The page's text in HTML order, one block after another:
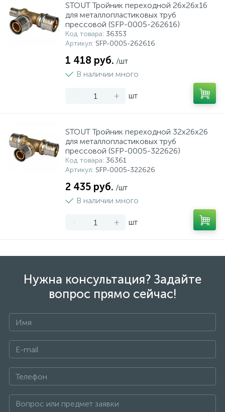
STOUT Тройник переходной 26х26х16
для металлопластиковых труб
прессовой (SFP-0005-262616)
Код товара: 36353
Артикул: SFP-0005-262616
1 418 руб. /шт
В наличии много
- + шт
STOUT Тройник переходной 32х26х26
для металлопластиковых труб
прессовой (SFP-0005-322626)
Код товара: 36361
Артикул: SFP-0005-322626
2 435 руб. /шт
В наличии много
- + шт
Нужна консультация? Задайте
вопрос прямо сейчас!